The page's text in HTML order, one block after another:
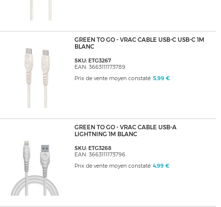
GREEN TO GO - VRAC CABLE USB-C USB-C 1M
BLANC
SKU: ETG3267
EAN: 3663111173789
Prix de vente moyen constaté: 5,99 €
GREEN TO GO - VRAC CABLE USB-A
LIGHTNING 1M BLANC
SKU: ETG3268
EAN: 3663111173796
Prix de vente moyen constaté: 4,99 €